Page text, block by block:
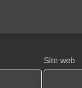
Site web